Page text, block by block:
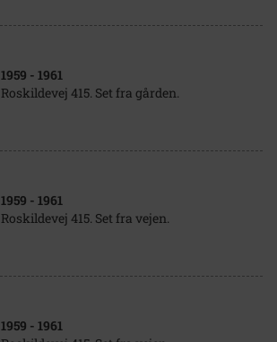
1959 - 1961
Roskildevej 415. Set fra gården.
1959 - 1961
Roskildevej 415. Set fra vejen.
1959 - 1961